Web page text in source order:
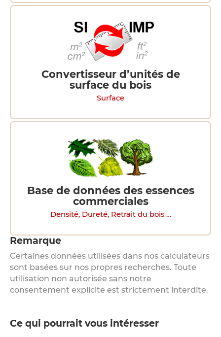
Convertisseur d’unités de
surface du bois
Surface
Base de données des essences
commerciales
Densité, Dureté, Retrait du bois …
Remarque
Certaines données utilisées dans nos calculateurs
sont basées sur nos propres recherches. Toute
utilisation non autorisée sans notre
consentement explicite est strictement interdite.
Ce qui pourrait vous intéresser